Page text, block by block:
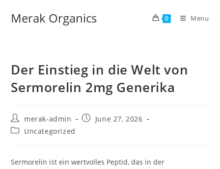
Merak Organics 0 Menu
Der Einstieg in die Welt von
Sermorelin 2mg Generika
merak-admin
June 27, 2026
Uncategorized
Sermorelin ist ein wertvolles Peptid, das in der